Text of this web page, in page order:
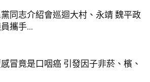
黨同志介紹會巡迴大村、永靖 魏平政
攜手...
冒竟是口咽癌 引發因子非菸、檳、